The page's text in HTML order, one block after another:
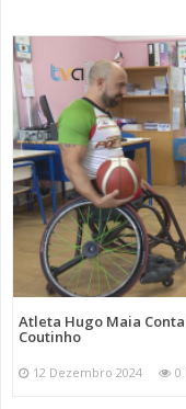
Atleta Hugo Maia
Coutinho
12 Dezembro 2024 0